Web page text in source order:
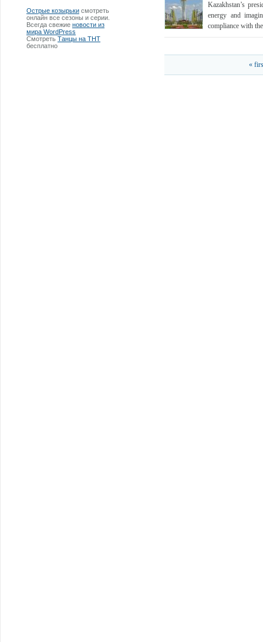
Острые козырьки смотреть
онлайн все сезоны и серии.
Всегда свежие новости из
мира WordPress
Смотреть Танцы на ТНТ
бесплатно
Kazakhstan’s
energy and
compliance with
«